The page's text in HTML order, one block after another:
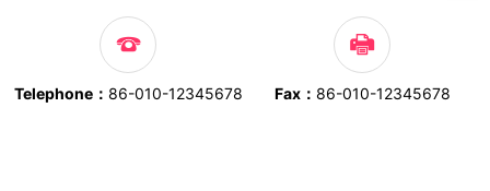
Telephone： 86-010-12345678 Fax： 86-010-12345678